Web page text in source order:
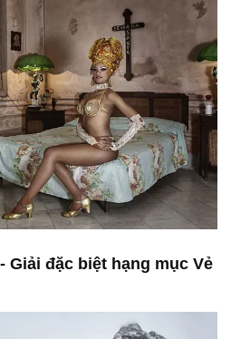
Giải đặc biệt hạng mục Vẻ